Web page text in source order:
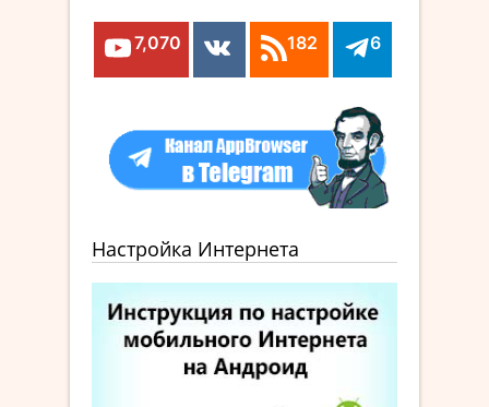
7,070 182 6
Настройка Интернета